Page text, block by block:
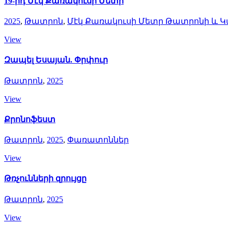
2025, Թատրոն, Մէկ Քառակուսի Մետր Թատրոնի և
View
Զապել Եսայան. Փրփուր
Թատրոն, 2025
View
Քրոնոֆեստ
Թատրոն, 2025, Փառատոններ
View
Թռչունների զրույցը
Թատրոն, 2025
View